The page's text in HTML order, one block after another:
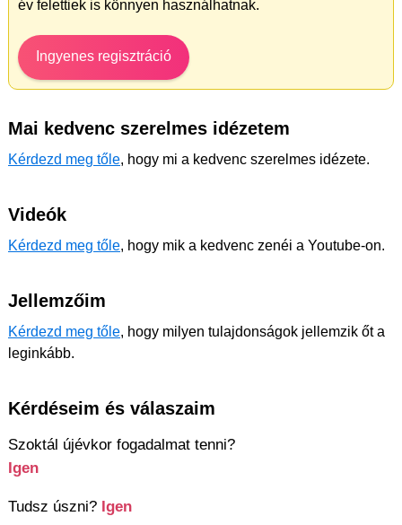
év felettiek is könnyen használhatnak.
Ingyenes regisztráció
Mai kedvenc szerelmes idézetem
Kérdezd meg tőle, hogy mi a kedvenc szerelmes idézete.
Videók
Kérdezd meg tőle, hogy mik a kedvenc zenéi a Youtube-on.
Jellemzőim
Kérdezd meg tőle, hogy milyen tulajdonságok jellemzik őt a
leginkább.
Kérdéseim és válaszaim
Szoktál újévkor fogadalmat tenni?
Igen
Tudsz úszni? Igen